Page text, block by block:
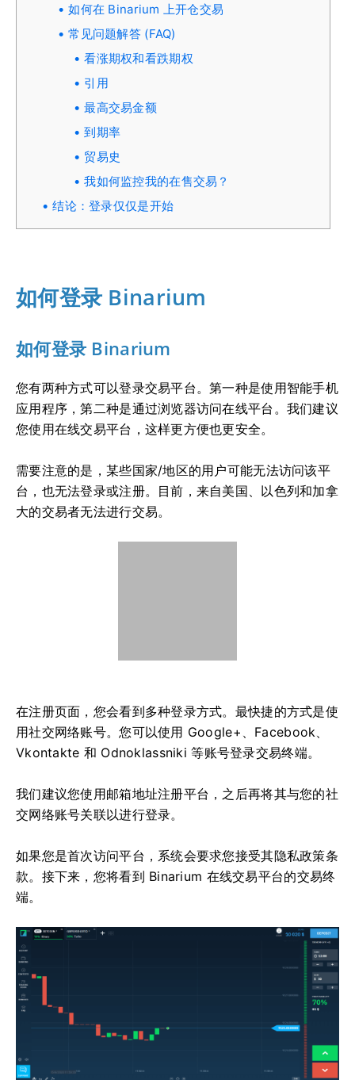
如何在 Binarium 上开仓交易
常见问题解答 (FAQ)
看涨期权和看跌期权
引用
最高交易金额
到期率
贸易史
我如何监控我的在售交易？
结论：登录仅仅是开始
如何登录 Binarium
如何登录 Binarium
您有两种方式可以登录交易平台。第一种是使用智能手机
应用程序，第二种是通过浏览器访问在线平台。我们建议
您使用在线交易平台，这样更方便也更安全。
需要注意的是，某些国家/地区的用户可能无法访问该平
台，也无法登录或注册。目前，来自美国、以色列和加拿
大的交易者无法进行交易。
在注册页面，您会看到多种登录方式。最快捷的方式是使
用社交网络账号。您可以使用 Google+、Facebook、
Vkontakte 和 Odnoklassniki 等账号登录交易终端。
我们建议您使用邮箱地址注册平台，之后再将其与您的社
交网络账号关联以进行登录。
如果您是首次访问平台，系统会要求您接受其隐私政策条
款。接下来，您将看到 Binarium 在线交易平台的交易终
端。